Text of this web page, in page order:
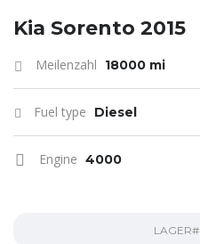
Kia Sorento 2015
Meilenzahl 18000 mi
Fuel type Diesel
Engine 4000
LAGER#